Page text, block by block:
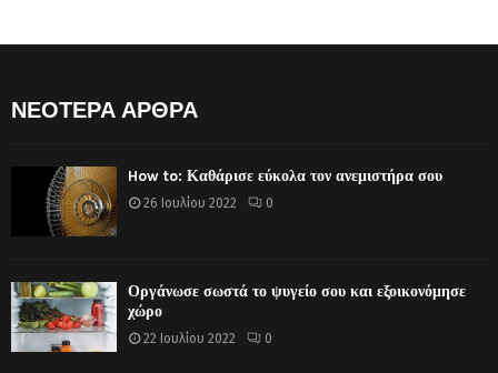
ΝΕΟΤΕΡΑ ΑΡΘΡΑ
How to: Καθάρισε εύκολα τον ανεμιστήρα σου
26 Ιουλίου 2022 0
Οργάνωσε σωστά το ψυγείο σου και εξοικονόμησε
χώρο
22 Ιουλίου 2022 0